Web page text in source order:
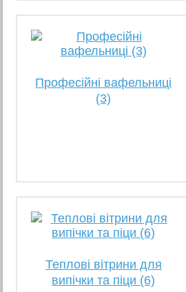
Професійні вафельниці
(3)
Теплові вітрини для
випічки та піци (6)